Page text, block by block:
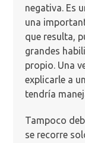
negativa. Es
una
que resulta,
grandes
propio. Una
explicarle a
tendría
Tampoco
se recorre